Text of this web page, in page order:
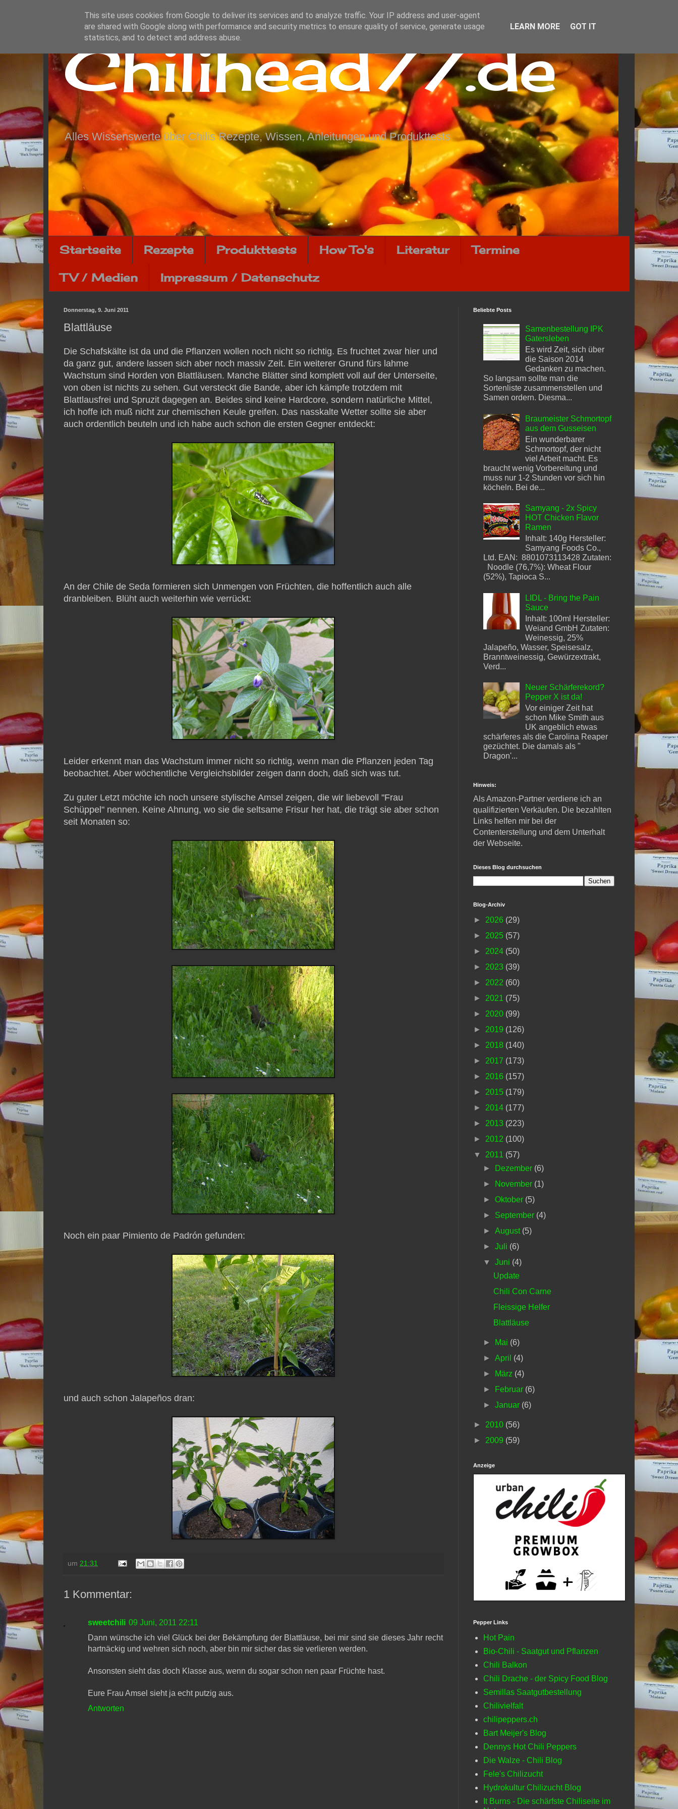
Chilihead77.de
Alles Wissenswerte über Chilis Rezepte, Wissen, Anleitungen und Produkttests
Startseite Rezepte Produkttests How To's Literatur Termine
TV / Medien Impressum / Datenschutz
Donnerstag, 9. Juni 2011
Blattläuse
Die Schafskälte ist da und die Pflanzen wollen noch nicht so richtig. Es fruchtet zwar hier und
da ganz gut, andere lassen sich aber noch massiv Zeit. Ein weiterer Grund fürs lahme
Wachstum sind Horden von Blattläusen. Manche Blätter sind komplett voll auf der Unterseite,
von oben ist nichts zu sehen. Gut versteckt die Bande, aber ich kämpfe trotzdem mit
Blattlausfrei und Spruzit dagegen an. Beides sind keine Hardcore, sondern natürliche Mittel,
ich hoffe ich muß nicht zur chemischen Keule greifen. Das nasskalte Wetter sollte sie aber
auch ordentlich beuteln und ich habe auch schon die ersten Gegner entdeckt:
An der Chile de Seda formieren sich Unmengen von Früchten, die hoffentlich auch alle
dranbleiben. Blüht auch weiterhin wie verrückt:
Leider erkennt man das Wachstum immer nicht so richtig, wenn man die Pflanzen jeden Tag
beobachtet. Aber wöchentliche Vergleichsbilder zeigen dann doch, daß sich was tut.
Zu guter Letzt möchte ich noch unsere stylische Amsel zeigen, die wir liebevoll "Frau
Schüppel" nennen. Keine Ahnung, wo sie die seltsame Frisur her hat, die trägt sie aber schon
seit Monaten so:
Noch ein paar Pimiento de Padrón gefunden:
und auch schon Jalapeños dran:
um 21:31
1 Kommentar:
sweetchili 09 Juni, 2011 22:11
Dann wünsche ich viel Glück bei der Bekämpfung der Blattläuse, bei mir sind sie dieses Jahr recht
hartnäckig und wehren sich noch, aber bin mir sicher das sie verlieren werden.
Ansonsten sieht das doch Klasse aus, wenn du sogar schon nen paar Früchte hast.
Eure Frau Amsel sieht ja echt putzig aus.
Antworten
Beliebte Posts
Samenbestellung IPK
Gatersleben
Es wird Zeit, sich über
die Saison 2014
Gedanken zu machen.
So langsam sollte man die
Sortenliste zusammenstellen und
Samen ordern. Diesma...
Braumeister Schmortopf
aus dem Gusseisen
Ein wunderbarer
Schmortopf, der nicht
viel Arbeit macht. Es
braucht wenig Vorbereitung und
muss nur 1-2 Stunden vor sich hin
köcheln. Bei de...
Samyang - 2x Spicy
HOT Chicken Flavor
Ramen
Inhalt: 140g Hersteller:
Samyang Foods Co.,
Ltd. EAN: 8801073113428 Zutaten:
Noodle (76,7%): Wheat Flour
(52%), Tapioca S...
LIDL - Bring the Pain
Sauce
Inhalt: 100ml Hersteller:
Weiand GmbH Zutaten:
Weinessig, 25%
Jalapeño, Wasser, Speisesalz,
Branntweinessig, Gewürzextrakt,
Verd...
Neuer Schärferekord?
Pepper X ist da!
Vor einiger Zeit hat
schon Mike Smith aus
UK angeblich etwas
schärferes als die Carolina Reaper
gezüchtet. Die damals als "
Dragon'...
Hinweis:
Als Amazon-Partner verdiene ich an
qualifizierten Verkäufen. Die bezahlten
Links helfen mir bei der
Contenterstellung und dem Unterhalt
der Webseite.
Dieses Blog durchsuchen
Blog-Archiv
► 2026 (29)
► 2025 (57)
► 2024 (50)
► 2023 (39)
► 2022 (60)
► 2021 (75)
► 2020 (99)
► 2019 (126)
► 2018 (140)
► 2017 (173)
► 2016 (157)
► 2015 (179)
► 2014 (177)
► 2013 (223)
► 2012 (100)
▼ 2011 (57)
►
Dezember (6)
►
November (1)
►Oktober (5)
► September (4)
►August (5)
►Juli (6)
▼Juni (4)
Update
Chili Con Carne
Fleissige Helfer
Blattläuse
► Mai (6)
►April (4)
►
März (4)
►
Februar (6)
►Januar (6)
► 2010 (56)
► 2009 (59)
Anzeige
Pepper Links
Hot Pain
Bio-Chili - Saatgut und Pflanzen
Chili Balkon
Chili Drache - der Spicy Food Blog
Semillas Saatgutbestellung
Chilivielfalt
chilipeppers.ch
Bart Meijer's Blog
Dennys Hot Chili Peppers
Die Walze - Chili Blog
Fele's Chilizucht
Hydrokultur Chilizucht Blog
It Burns - Die schärfste Chiliseite im
This site uses cookies from Google to deliver its services and to analyze traffic. Your IP address and user-agent
are shared with Google along with performance and security metrics to ensure quality of service, generate usage
statistics, and to detect and address abuse.
LEARN MORE GOT IT